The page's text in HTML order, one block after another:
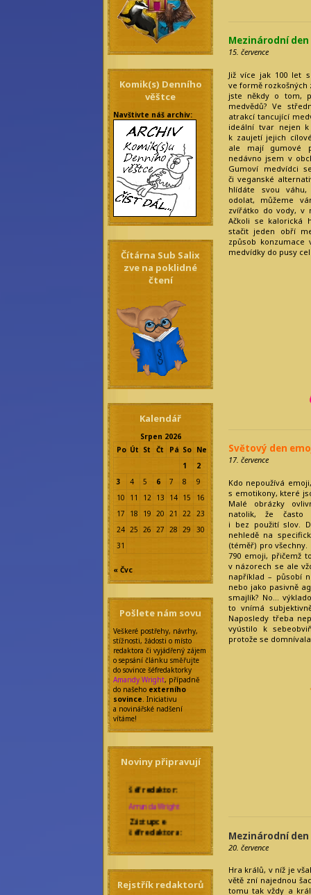
Komik(s) Denního
věštce
Navštivte náš archiv:
Čítárna Sub Salix
zve na poklidné
čtení
Kalendář
Srpen 2026
Po Út St Čt Pá So Ne
1
2
3
4 5 6 7 8
9
10
11 12 13 14 15
16
17
18 19 20 21 22 23
24 25 26 27 28 29
30
31
« Čvc
Pošlete nám sovu
Veškeré postřehy, návrhy,
stížnosti, žádosti o místo
redaktora či vyjádřený zájem
o sepsání článku směřujte
do sovince šéfredaktorky
Amandy Wright, případně
do našeho externího
sovince. Iniciativu
a novinářské nadšení
vítáme!
Noviny připravují
Zástupce
šéfredaktora:
Nicolette Marique
Rebecca Werde
Správkyně
bloků:
Rejstřík redaktorů
Mezinárodní
15. července
Již více jak 100 let
ve formě rozkošných
jste někdy o tom,
medvědů? Ve
atrakcí tancující
ideální tvar nejen
k zaujetí jejich
ale mají gumové
nedávno jsem v
Gumoví medvídci
či veganské
hlídáte svou
odolat, můžeme
zvířátko do vody, v
Ačkoli se kalorická
stačit jeden obří
způsob konzumace
medvídky do pusy
Světový den
17. července
Kdo nepoužívá
s emotikony, které
Malé obrázky
natolik, že často
i bez použití slov.
nehledě na
(téměř) pro
790 emoji, přičemž
v názorech se ale
například – působí
nebo jako pasivně
smajlík? No…
to vnímá
Naposledy třeba
vyústilo k
protože se
Mezinárodní den
20. července
Hra králů, v níž je
větě zní najednou
tomu tak vždy a